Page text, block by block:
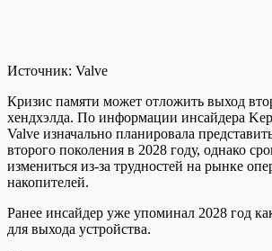
Источник: Valve
Кризис памяти может отложить выход
хендхэлда. По информации инсайдера
Valve изначально планировала
второго поколения в 2028 году, однако
измениться из-за трудностей на рынке
накопителей.
Ранее инсайдер уже упоминал 2028 год
для выхода устройства.